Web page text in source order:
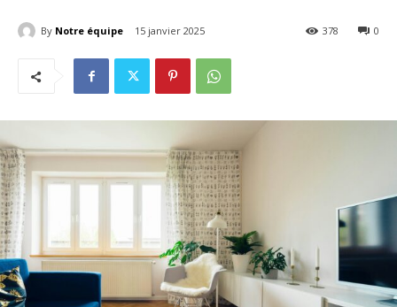
By Notre équipe 15 janvier 2025 0
378